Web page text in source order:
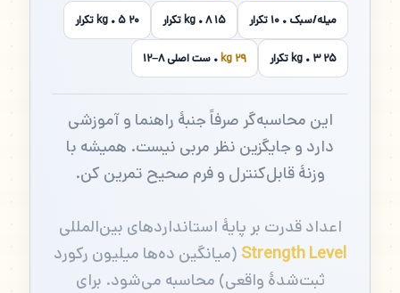
میله/سبک • ۱۰ تکرار ۱۵ kg • ۸ تکرار ۲۰ kg • ۵ تکرار
۲۵ kg • ۳ تکرار ۲۹ kg • ست اصلی ۸–۱۲
این محاسبه‌گر صرفاً جنبهٔ راهنما و آموزشی
دارد و جایگزین نظر مربی نیست. همیشه با
وزنهٔ قابل‌کنترل و فرم صحیح تمرین کن.
اعداد قدرت بر پایهٔ استانداردهای بین‌المللی
Strength Level (میانگین ده‌ها میلیون رکورد
ثبت‌شدهٔ واقعی) محاسبه می‌شود. برای